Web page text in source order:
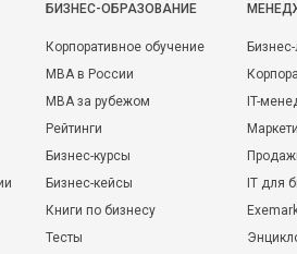
БИЗНЕС-ОБРАЗОВАНИЕ
Корпоративное обучение
MBA в России
MBA за рубежом
Рейтинги
Бизнес-курсы
Бизнес-кейсы
Книги по бизнесу
Тесты
IT-
IT для